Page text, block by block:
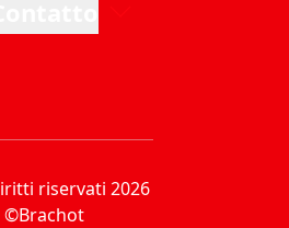
riservati 2026
©Brachot